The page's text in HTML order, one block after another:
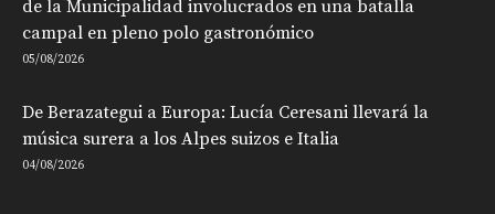
de la Municipalidad involucrados en una batalla
campal en pleno polo gastronómico
05/08/2026
De Berazategui a Europa: Lucía Ceresani llevará la
música surera a los Alpes suizos e Italia
04/08/2026